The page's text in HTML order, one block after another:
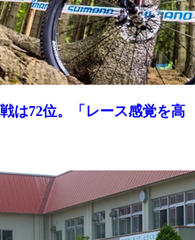
は72位。「レース感覚を高